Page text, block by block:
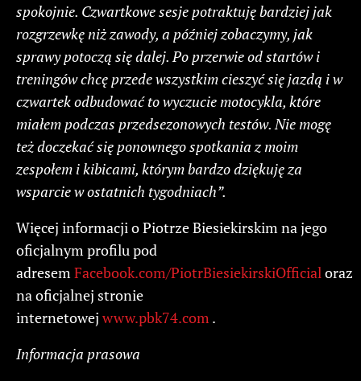
spokojnie. Czwartkowe sesje potraktuję bardziej jak
rozgrzewkę niż zawody, a później zobaczymy, jak
sprawy potoczą się dalej. Po przerwie od startów i
treningów chcę przede wszystkim cieszyć się jazdą i w
czwartek odbudować to wyczucie motocykla, które
miałem podczas przedsezonowych testów. Nie mogę
też doczekać się ponownego spotkania z moim
zespołem i kibicami, którym bardzo dziękuję za
wsparcie w ostatnich tygodniach”.
Więcej informacji o Piotrze Biesiekirskim na jego
oficjalnym profilu pod
adresem Facebook.com/PiotrBiesiekirskiOfficial oraz
na oficjalnej stronie
internetowej www.pbk74.com .
Informacja prasowa